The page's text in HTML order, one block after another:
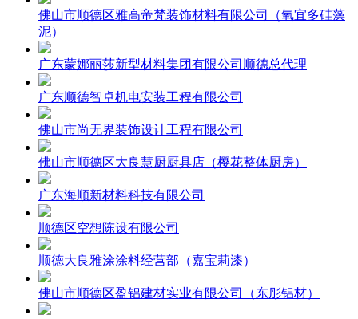
佛山市顺德区雅高帝梵装饰材料有限公司（氧宜多硅藻
泥）
广东蒙娜丽莎新型材料集团有限公司顺德总代理
广东顺德智卓机电安装工程有限公司
佛山市尚无界装饰设计工程有限公司
佛山市顺德区大良慧厨厨具店（樱花整体厨房）
广东海顺新材料科技有限公司
顺德区空想陈设有限公司
顺德大良雅涂涂料经营部（嘉宝莉漆）
佛山市顺德区盈铝建材实业有限公司（东彤铝材）